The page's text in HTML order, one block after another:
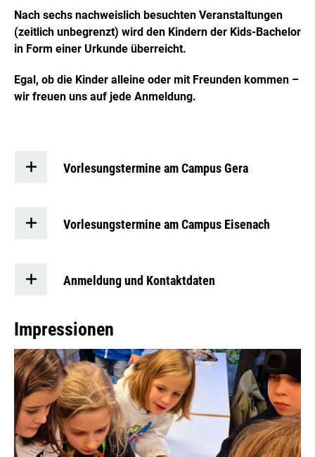
Nach sechs nachweislich besuchten Veranstaltungen
(zeitlich unbegrenzt) wird den Kindern der Kids-Bachelor
in Form einer Urkunde überreicht.
Egal, ob die Kinder alleine oder mit Freunden kommen –
wir freuen uns auf jede Anmeldung.
Vorlesungstermine am Campus Gera
Vorlesungstermine am Campus Eisenach
Anmeldung und Kontaktdaten
Impressionen